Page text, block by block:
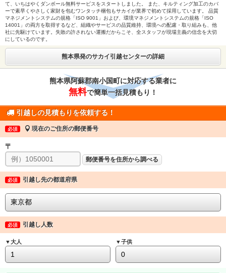
て、いちはやくダンボール無料サービスをスタートしました。 また、キルティング加工のカバ
ーで素早くやさしく家財を包むワンタッチ梱包もサカイが業界で初めて採用しています。 品質
マネジメントシステムの規格「ISO 9001」および、環境マネジメントシステムの規格「ISO
14001」の両方を取得するなど、組織やサービスの品質維持、環境への配慮・取り組みも、他
社に先駆けています。失敗の許されない運搬だからこそ、全スタッフが現場主義の信念を大切
にしているのです。
熊本県発のサカイ引越センターの詳細
熊本県阿蘇郡南小国町に対応する業者に
無料で簡単一括見積もり！
引越しの見積もりを依頼する！
必須 現在のご住所の郵便番号
〒
郵便番号を住所から調べる
必須 引越し先の都道府県
必須 引越し人数
▼大人 ▼子供